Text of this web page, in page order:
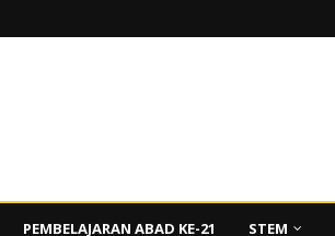
PEMBELAJARAN ABAD KE-21 STEM